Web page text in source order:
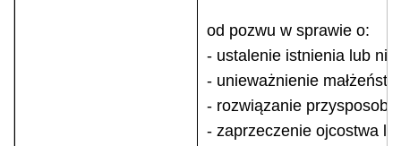
od pozwu w sprawie o:
- ustalenie istnienia lub
- unieważnienie
- rozwiązanie
- zaprzeczenie ojcostwa